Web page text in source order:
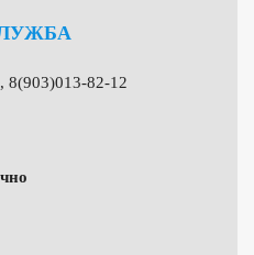
8(903)013-82-12